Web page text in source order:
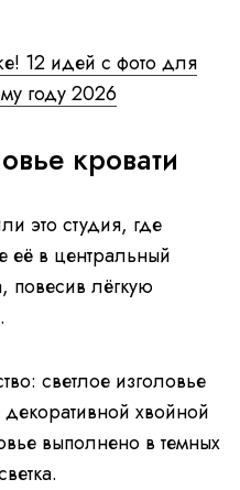
12 идей с фото для
году 2026
кровати
это студия, где
её в центральный
повесив лёгкую
светлое изголовье
декоративной хвойной
выполнено в темных